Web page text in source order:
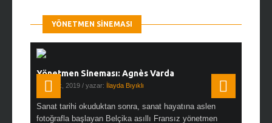
YÖNETMEN SINEMASI
Yönetmen Sineması: Agnès Varda
19 Ocak, 2019 / yazar: İlayda Bıyıklı
Sanat tarihi okuduktan sonra, sanat hayatına aslen
fotoğrafla başlayan Belçika asıllı Fransız yönetmen